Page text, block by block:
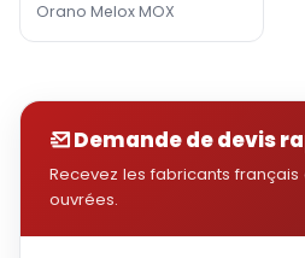
Orano Melox MOX
Demande de devis
Recevez les fabricants français
ouvrées.